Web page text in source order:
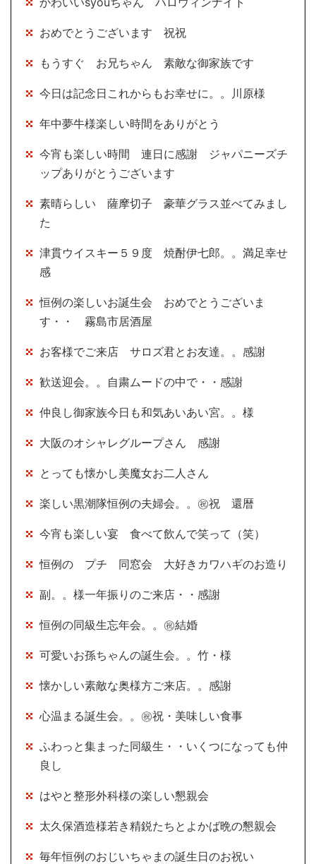
おめでとうございます 祝祝
もうすぐ お兄ちゃん 素敵な御家族です
今日は記念日これからもお幸せに。。川原様
年中夢牛様楽しい時間をありがとう
今宵も楽しい時間 連日に感謝 ジャパニーズチ
ップありがとうございます
素晴らしい 薩摩切子 豪華グラス並べてみまし
た
津貫ウイスキー５９度 焼酎伊七郎。。満足幸せ
感
恒例の楽しいお誕生会 おめでとうございま
す・・ 霧島市居酒屋
お客様でご来店 サロズ君とお友達。。感謝
歓送迎会。。自粛ムードの中で・・感謝
仲良し御家族今日も和気あいあい宮。。様
大阪のオシャレグループさん 感謝
とっても懐かし美魔女お二人さん
楽しい黒潮隊恒例の夫婦会。。㊗祝 還暦
今宵も楽しい宴 食べて飲んで笑って（笑）
恒例の プチ 同窓会 大好きカワハギのお造り
副。。様一年振りのご来店・・感謝
恒例の同級生忘年会。。㊗結婚
可愛いお孫ちゃんの誕生会。。竹・様
懐かしい素敵な奥様方ご来店。。感謝
心温まる誕生会。。㊗祝・美味しい食事
ふわっと集まった同級生・・いくつになっても仲
良し
はやと整形外科様の楽しい懇親会
太久保酒造様若き精鋭たちとよかば晩の懇親会
毎年恒例のおじいちゃまの誕生日のお祝い